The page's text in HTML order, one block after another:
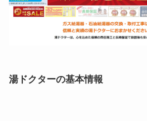
湯ドクターの基本情報